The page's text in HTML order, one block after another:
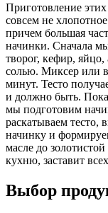
Приготовление
совсем не
причем большая
начинки. Сначала
творог, кефир,
солью. Миксер или
минут. Тесто
и должно быть.
мы подготовим
раскатываем тесто,
начинку и
масле до
кухню, заставит
Выбор